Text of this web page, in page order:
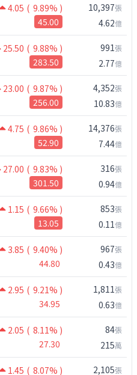
4.05 ( 9.89% )
45.00
10,397張
4.62億
25.50 ( 9.88% )
283.50
991張
2.77億
23.00 ( 9.87% )
256.00
4,352張
10.83億
4.75 ( 9.86% )
52.90
14,376張
7.44億
27.00 ( 9.83% )
301.50
316張
0.94億
1.15 ( 9.66% )
13.05
853張
0.11億
3.85 ( 9.40% )
44.80
967張
0.43億
2.95 ( 9.21% )
34.95
1,811張
0.63億
2.05 ( 8.11% )
27.30
84張
215萬
1.45 ( 8.07% ) 2,105張